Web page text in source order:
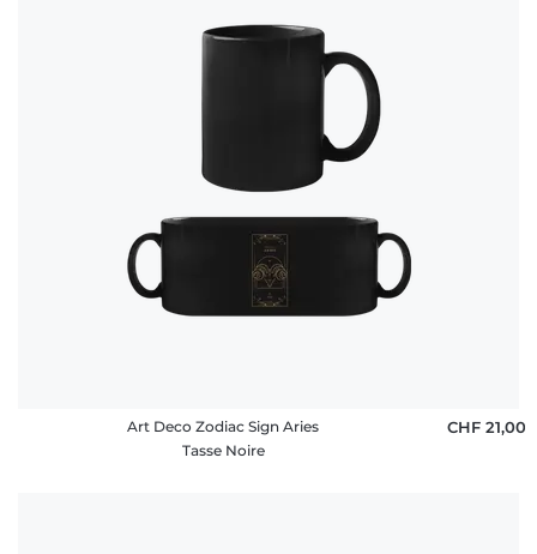
Art Deco Zodiac Sign Aries
Tasse Noire
CHF 21,00